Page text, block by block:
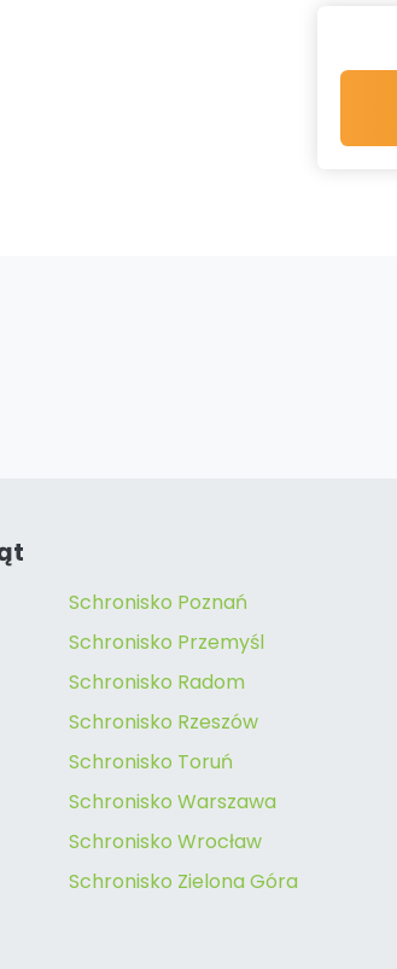
Schronisko Poznań
Schronisko Przemyśl
Schronisko Radom
Schronisko Rzeszów
Schronisko Toruń
Schronisko Warszawa
Schronisko Wrocław
Schronisko Zielona Góra